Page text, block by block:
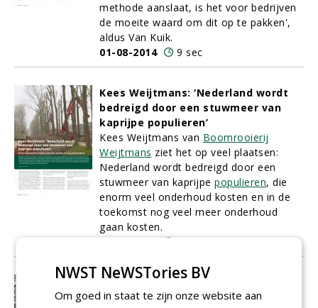
methode aanslaat, is het voor bedrijven
de moeite waard om dit op te pakken',
aldus Van Kuik.
01-08-2014
9 sec
Kees Weijtmans: ‘Nederland wordt
bedreigd door een stuwmeer van
kaprijpe populieren’
Kees Weijtmans van Boomrooierij
Weijtmans ziet het op veel plaatsen:
Nederland wordt bedreigd door een
stuwmeer van kaprijpe populieren, die
enorm veel onderhoud kosten en in de
toekomst nog veel meer onderhoud
gaan kosten.
Bijenhotel of strafbaar feit?
Al eeuwen oud. De mens heeft ergens
NWST NeWSTories BV
Om goed in staat te zijn onze website aan